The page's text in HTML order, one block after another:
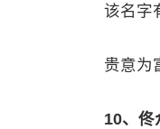
该名字
贵意为
10、佟